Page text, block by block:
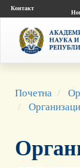
Контакт
Почетна